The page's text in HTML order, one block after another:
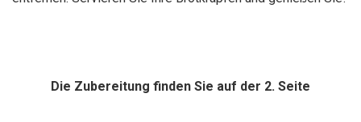
Die Zubereitung finden Sie auf der 2. Seite